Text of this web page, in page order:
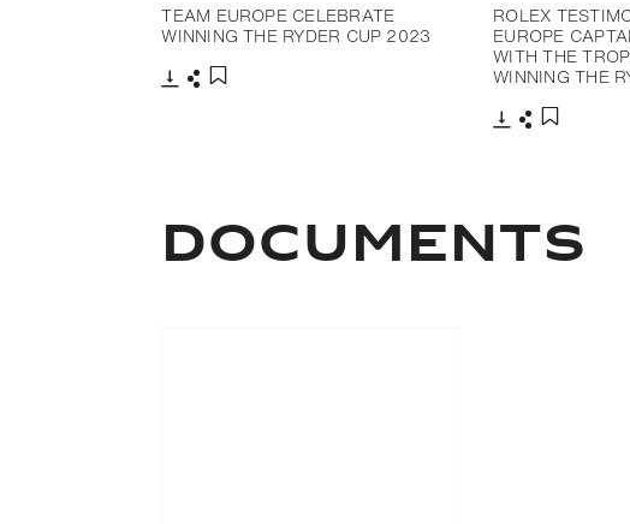
TEAM EUROPE CELEBRATE
WINNING THE RYDER CUP 2023
ROLEX
EUROPE
WITH THE
WINNING THE
DOCUMENTS